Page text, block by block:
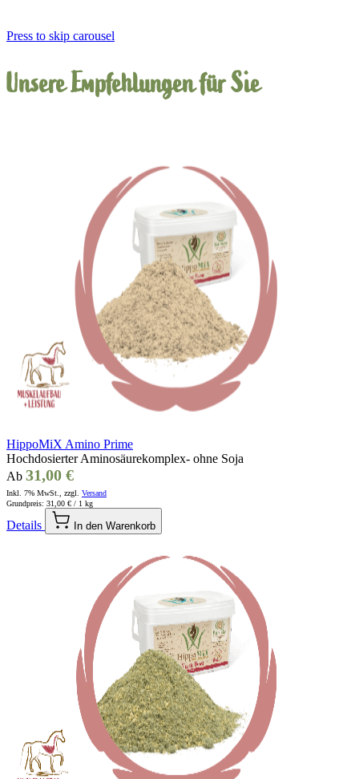
Press to skip carousel
Unsere Empfehlungen für Sie
HippoMiX Amino Prime
Hochdosierter Aminosäurekomplex- ohne Soja
Ab 31,00 €
Inkl. 7% MwSt., zzgl. Versand
Grundpreis: 31,00 € / 1 kg
Details In den Warenkorb